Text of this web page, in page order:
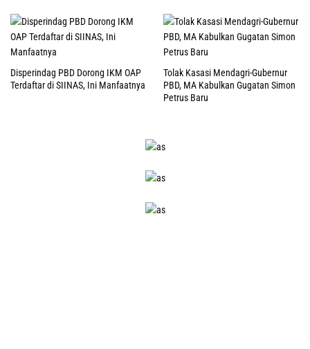
Disperindag PBD Dorong IKM OAP
Terdaftar di SIINAS, Ini Manfaatnya
Tolak Kasasi Mendagri-Gubernur
PBD, MA Kabulkan Gugatan Simon
Petrus Baru